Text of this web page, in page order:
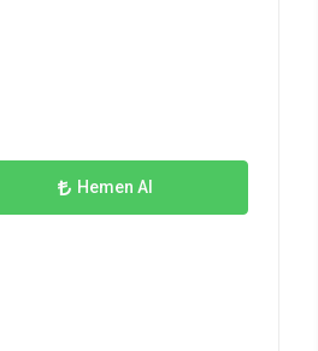
Hemen Al